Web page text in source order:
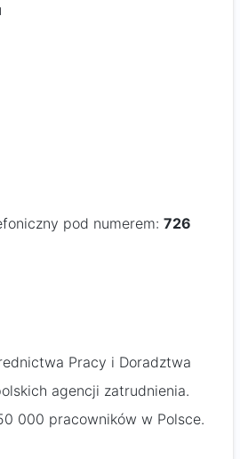
pod numerem: 726
Pracy i Doradztwa
agencji zatrudnienia.
000 pracowników w Polsce.